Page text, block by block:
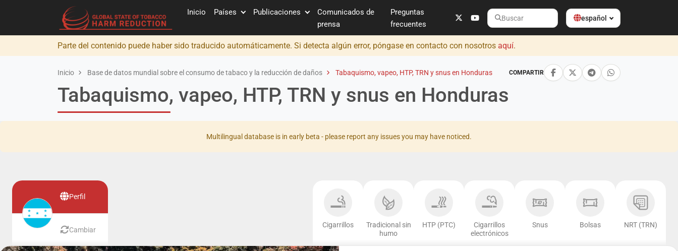
Inicio Países Publicaciones
Comunicados de
prensa
Preguntas
frecuentes
Buscar
español
Parte del contenido puede haber sido traducido automáticamente. Si detecta algún error, póngase en contacto con nosotros aquí.
Inicio Base de datos mundial sobre el consumo de tabaco y la reducción de daños Tabaquismo, vapeo, HTP, TRN y snus en Honduras COMPARTIR
Tabaquismo, vapeo, HTP, TRN y snus en Honduras
Multilingual database is in early beta - please report any issues you may have noticed.
Perfil
Cambiar
Cigarrillos
Tradicional sin
humo
HTP (PTC)
Cigarrillos
electrónicos
Snus Bolsas NRT (TRN)